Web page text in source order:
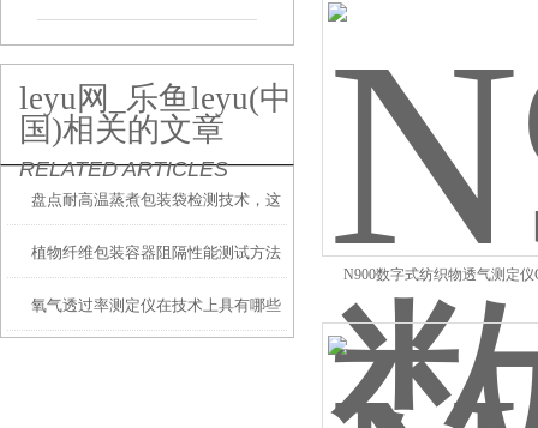
leyu网_乐鱼leyu(中
国)相关的文章
RELATED ARTICLES
盘点耐高温蒸煮包装袋检测技术，这
个必须重视
植物纤维包装容器阻隔性能测试方法
氧气透过率测定仪在技术上具有哪些
N900数字式纺织物透气测定仪